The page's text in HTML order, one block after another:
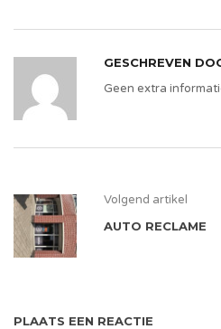
GESCHREVEN
Geen extra
Volgend artikel
AUTO RECLAME
PLAATS EEN REACTIE